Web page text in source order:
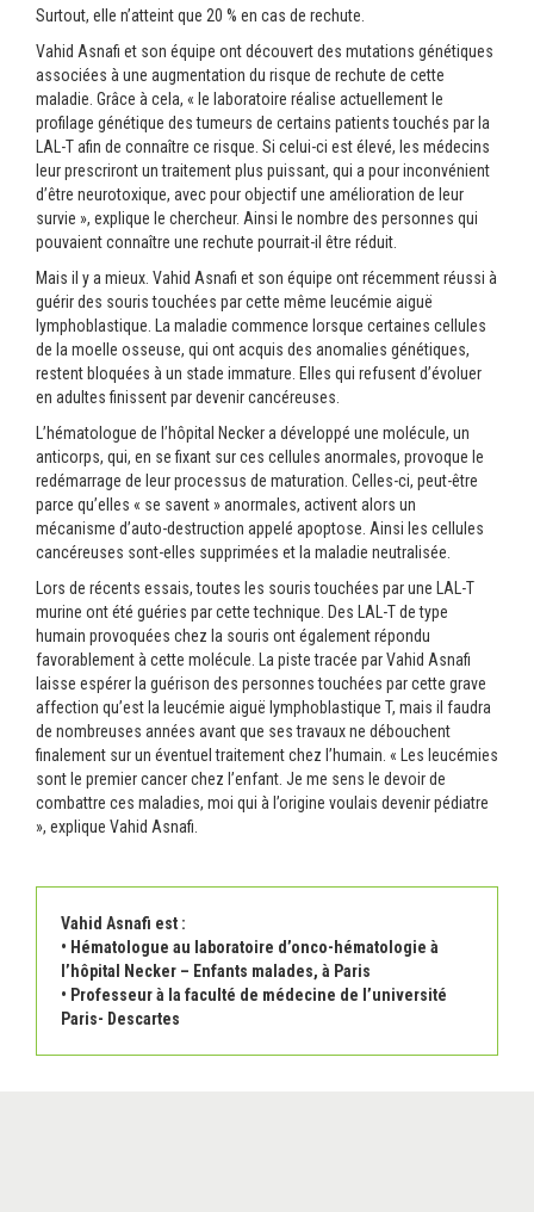
Surtout, elle n’atteint que 20 % en cas de rechute.
Vahid Asnafi et son équipe ont découvert des mutations génétiques
associées à une augmentation du risque de rechute de cette
maladie. Grâce à cela, « le laboratoire réalise actuellement le
profilage génétique des tumeurs de certains patients touchés par la
LAL-T afin de connaître ce risque. Si celui-ci est élevé, les médecins
leur prescriront un traitement plus puissant, qui a pour inconvénient
d’être neurotoxique, avec pour objectif une amélioration de leur
survie », explique le chercheur. Ainsi le nombre des personnes qui
pouvaient connaître une rechute pourrait-il être réduit.
Mais il y a mieux. Vahid Asnafi et son équipe ont récemment réussi à
guérir des souris touchées par cette même leucémie aiguë
lymphoblastique. La maladie commence lorsque certaines cellules
de la moelle osseuse, qui ont acquis des anomalies génétiques,
restent bloquées à un stade immature. Elles qui refusent d’évoluer
en adultes finissent par devenir cancéreuses.
L’hématologue de l’hôpital Necker a développé une molécule, un
anticorps, qui, en se fixant sur ces cellules anormales, provoque le
redémarrage de leur processus de maturation. Celles-ci, peut-être
parce qu’elles « se savent » anormales, activent alors un
mécanisme d’auto-destruction appelé apoptose. Ainsi les cellules
cancéreuses sont-elles supprimées et la maladie neutralisée.
Lors de récents essais, toutes les souris touchées par une LAL-T
murine ont été guéries par cette technique. Des LAL-T de type
humain provoquées chez la souris ont également répondu
favorablement à cette molécule. La piste tracée par Vahid Asnafi
laisse espérer la guérison des personnes touchées par cette grave
affection qu’est la leucémie aiguë lymphoblastique T, mais il faudra
de nombreuses années avant que ses travaux ne débouchent
finalement sur un éventuel traitement chez l’humain. « Les leucémies
sont le premier cancer chez l’enfant. Je me sens le devoir de
combattre ces maladies, moi qui à l’origine voulais devenir pédiatre
», explique Vahid Asnafi.
Vahid Asnafi est :
• Hématologue au laboratoire d’onco-hématologie à
l’hôpital Necker – Enfants malades, à Paris
• Professeur à la faculté de médecine de l’université
Paris- Descartes